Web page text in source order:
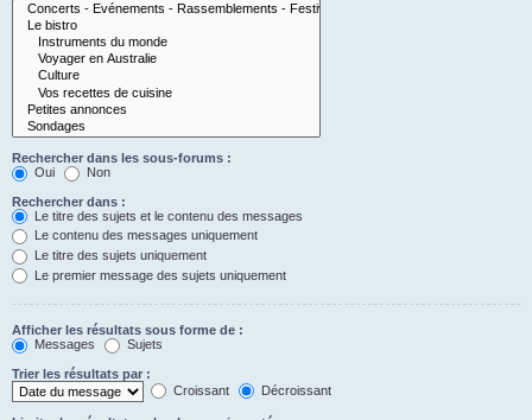
Rechercher dans les sous-forums :
Oui
Non
Rechercher dans :
Le titre des sujets et le contenu des messages
Le contenu des messages uniquement
Le titre des sujets uniquement
Le premier message des sujets uniquement
Afficher les résultats sous forme de :
Messages
Sujets
Trier les résultats par :
Croissant
Décroissant